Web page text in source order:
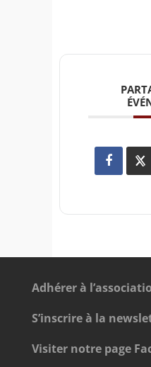
Adhérer à
S’inscrire à la
Visiter notre page